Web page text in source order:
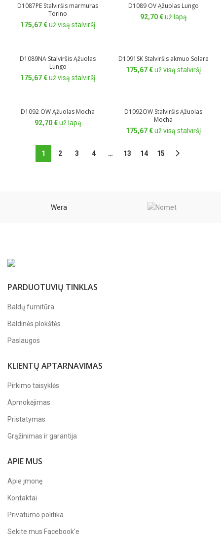
D1087PE Stalviršis marmuras
Torino
175,67€už visą stalviršį
D1089 OV Ąžuolas Lungo
92,70€ už lapą
D1089NA Stalviršis Ąžuolas
Lungo
175,67€už visą stalviršį
D1091SK Stalviršis akmuo Solare
175,67€už visą stalviršį
D1092 OW Ąžuolas Mocha
92,70€ už lapą
D1092OW Stalviršis Ąžuolas
Mocha
175,67€už visą stalviršį
1 2 3 4 … 13 14 15
Wera
PARDUOTUVIŲ TINKLAS
Baldų furnitūra
Baldinės plokštės
Paslaugos
KLIENTŲ APTARNAVIMAS
Pirkimo taisyklės
Apmokėjimas
Pristatymas
Grąžinimas ir garantija
APIE MUS
Apie įmonę
Kontaktai
Privatumo politika
Sekite mus Facebook'e